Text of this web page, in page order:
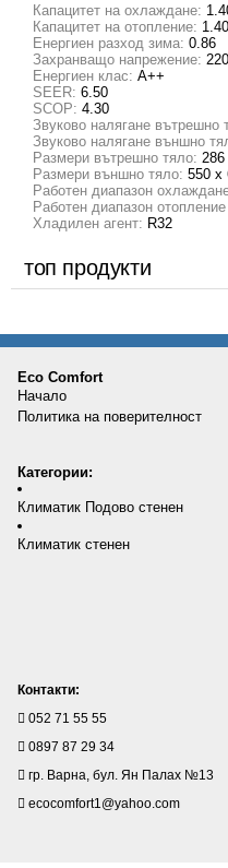
Капацитет на охлаждане:
Капацитет на отопление:
Енергиен разход зима: 0.86
Захранващо напрежение:
Енергиен клас: A++
SEER: 6.50
SCOP: 4.30
Звуково налягане вътрешно
Звуково налягане външно
Размери вътрешно тяло:
Размери външно тяло: 550 x
Работен диапазон
Работен диапазон
Хладилен агент: R32
топ продукти
Eco Comfort
Начало
Политика на поверителност
Категории:
Климатик Подово стенен
Климатик стенен
Контакти:
052 71 55 55
0897 87 29 34
гр. Варна, бул. Ян Палах №13
ecocomfort1@yahoo.com